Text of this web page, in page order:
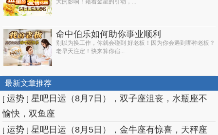
大的影响！藉着金星的引动，...
命中伯乐如何助你事业顺利
别以为换工作，你就会碰到 好老板！因为你会遇到哪种老板？
老早天注定！快来算你宿...
最新文章推荐
[ 运势 ] 星吧日运（8月7日），双子座沮丧，水瓶座不
愉快，双鱼座
[ 运势 ] 星吧日运（8月5日），金牛座有惊喜，天秤座